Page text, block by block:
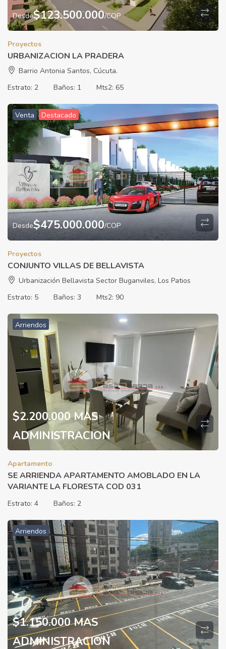
Desde$123.500.000/COP
Proyectos
URBANIZACION LA PRADERA
Barrio Antonia Santos, Cúcuta.
Estrato: 2 Baños: 1 Mts2: 65
Venta Destacado
Desde$475.000.000/COP
Proyectos
CONJUNTO VILLAS DE BELLAVISTA
Urbanización Bellavista Sector Buganviles, Los Patios
Estrato: 5 Baños: 3 Mts2: 90
Arriendos
$2.200.000 MAS
ADMINISTRACION
Apartamento
SE ARRIENDA APARTAMENTO AMOBLADO EN LA
VARIANTE LA FLORESTA COD 031
Estrato: 4 Baños: 2
Arriendos
$1.150.000 MAS
ADMINISTRACION